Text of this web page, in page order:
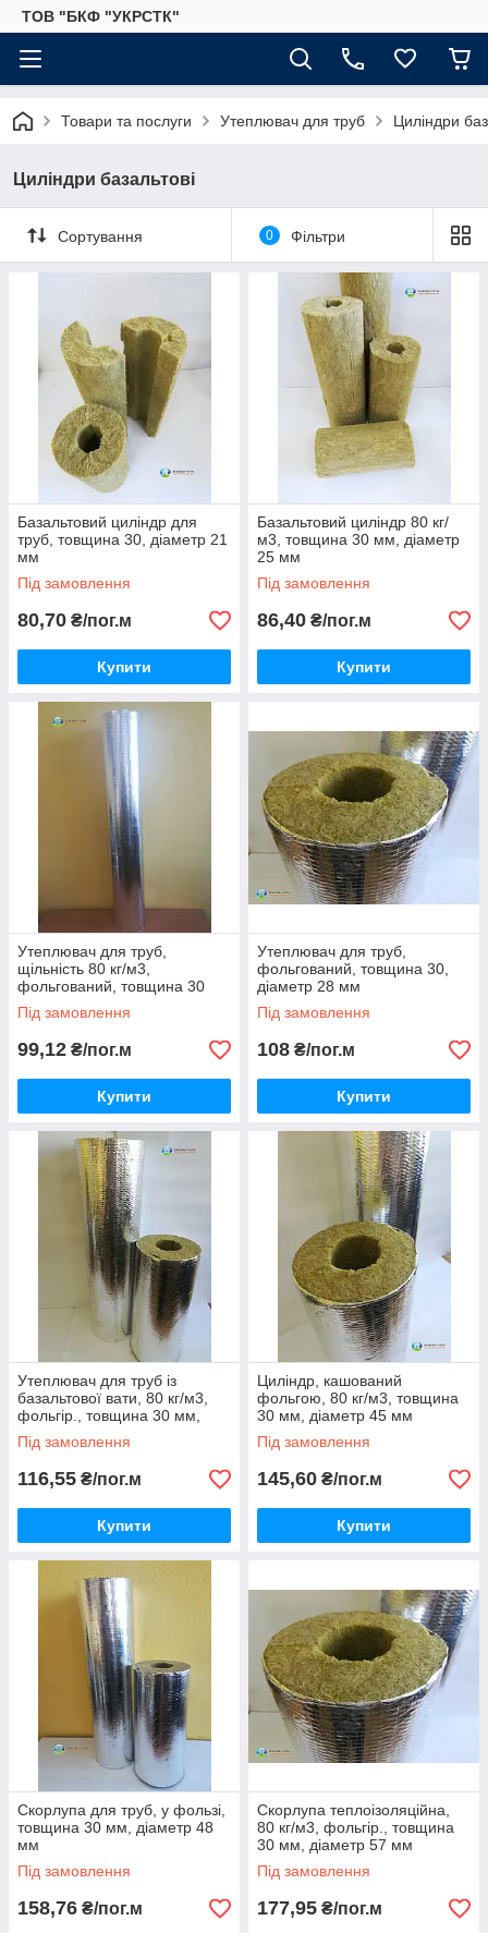
ТОВ "БКФ "УКРСТК"
Товари та послуги Утеплювач для труб Циліндри
Циліндри базальтові
Сортування 0 Фільтри
Базальтовий циліндр для
труб, товщина 30, діаметр 21
мм
Під замовлення
80,70 ₴/пог.м
Купити
Базальтовий циліндр 80 кг/
м3, товщина 30 мм, діаметр
25 мм
Під замовлення
86,40 ₴/пог.м
Купити
Утеплювач для труб,
щільність 80 кг/м3,
фольгований, товщина 30
мм, діаметр 21 мм
Під замовлення
99,12 ₴/пог.м
Купити
Утеплювач для труб,
фольгований, товщина 30,
діаметр 28 мм
Під замовлення
108 ₴/пог.м
Купити
Утеплювач для труб із
базальтової вати, 80 кг/м3,
фольгір., товщина 30 мм,
діаметр 32 мм
Під замовлення
116,55 ₴/пог.м
Купити
Циліндр, кашований
фольгою, 80 кг/м3, товщина
30 мм, діаметр 45 мм
Під замовлення
145,60 ₴/пог.м
Купити
Скорлупа для труб, у фользі,
товщина 30 мм, діаметр 48
мм
Під замовлення
158,76 ₴/пог.м
Скорлупа теплоізоляційна,
80 кг/м3, фольгір., товщина
30 мм, діаметр 57 мм
Під замовлення
177,95 ₴/пог.м